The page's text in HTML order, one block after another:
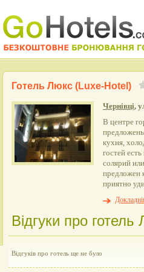
Готель Люкс (Luxe-Hotel)
Чернівці,
В центре
кухня,
гостей
солярий
предложен
приятно
Відгуки про
Відгуків про готель ще не було